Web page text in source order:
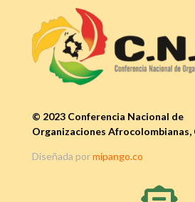
© 2023 Conferencia Nacional de
Organizaciones Afrocolombianas,
Diseñada pormipango.co